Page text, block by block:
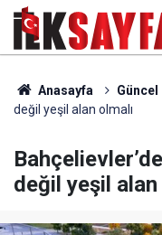
Anasayfa Güncel
değil yeşil alan olmalı
değil yeşil alan